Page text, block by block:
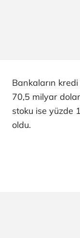
Bankaların
70,5 milyar
stoku ise yüzde
oldu.